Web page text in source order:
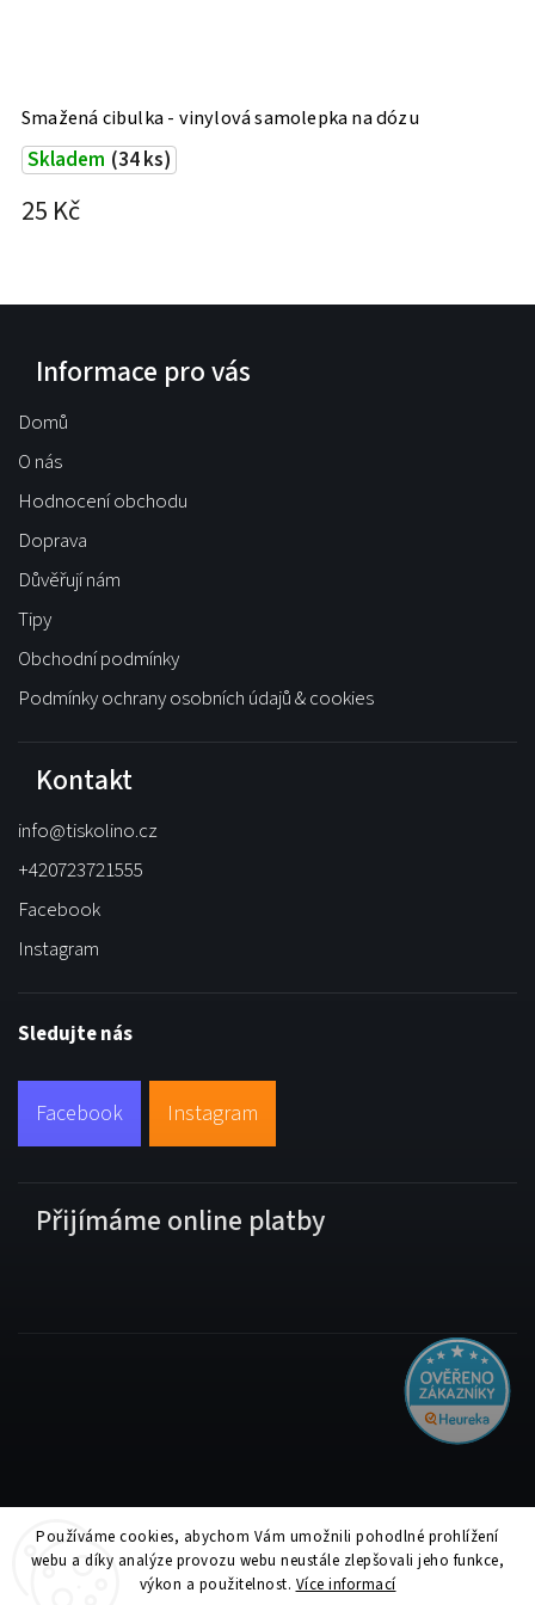
Používáme cookies, abychom Vám umožnili pohodlné prohlížení
webu a díky analýze provozu webu neustále zlepšovali jeho funkce,
výkon a použitelnost. Více informací
Smažená cibulka - vinylová samolepka na dózu
Skladem (34 ks)
25 Kč
Informace pro vás
Domů
O nás
Hodnocení obchodu
Doprava
Důvěřují nám
Tipy
Obchodní podmínky
Podmínky ochrany osobních údajů & cookies
Kontakt
info@tiskolino.cz
+420723721555
Facebook
Instagram
Sledujte nás
Facebook Instagram
Přijímáme online platby
Copyright 2026Tiskolino.cz. Všechna práva vyhrazena.
Upravit nastavení cookies